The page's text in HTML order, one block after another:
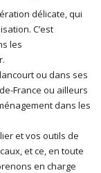
délicate, qui
C’est
les
ou dans ses
France ou ailleurs
dans les
et vos outils de
et ce, en toute
en charge